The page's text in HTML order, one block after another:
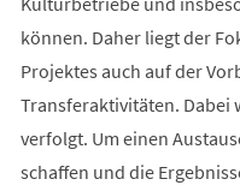
können. Daher liegt der
Projektes auch auf der
Transferaktivitäten. Dabei
verfolgt. Um einen
schaffen und die